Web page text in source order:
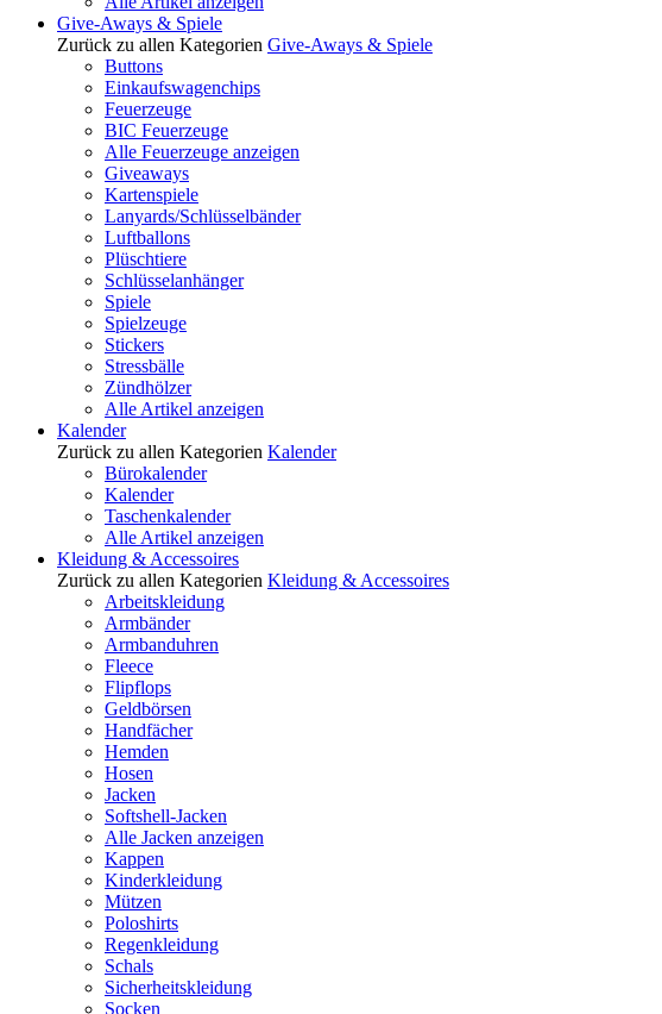
Give-Aways & Spiele
Zurück zu allen Kategorien Give-Aways & Spiele
Buttons
Einkaufswagenchips
Feuerzeuge
BIC Feuerzeuge
Alle Feuerzeuge anzeigen
Giveaways
Kartenspiele
Lanyards/Schlüsselbänder
Luftballons
Plüschtiere
Schlüsselanhänger
Spiele
Spielzeuge
Stickers
Stressbälle
Zündhölzer
Alle Artikel anzeigen
Kalender
Zurück zu allen Kategorien Kalender
Bürokalender
Kalender
Taschenkalender
Alle Artikel anzeigen
Kleidung & Accessoires
Zurück zu allen Kategorien Kleidung & Accessoires
Arbeitskleidung
Armbänder
Armbanduhren
Fleece
Flipflops
Geldbörsen
Handfächer
Hemden
Hosen
Jacken
Softshell-Jacken
Alle Jacken anzeigen
Kappen
Kinderkleidung
Mützen
Poloshirts
Regenkleidung
Schals
Sicherheitskleidung
Socken